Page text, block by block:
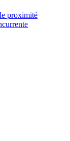
proximité